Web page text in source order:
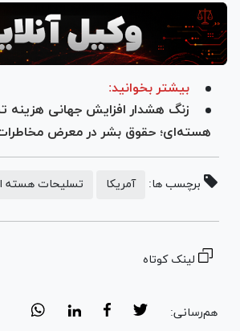
بیشتر بخوانید:
زنگ هشدار افزایش جهانی هزینه
هسته‌ای؛ حقوق بشر در معرض
برچسب ها: آمریکا تسلیحات هسته
لینک کوتاه
هم‌رسانی: